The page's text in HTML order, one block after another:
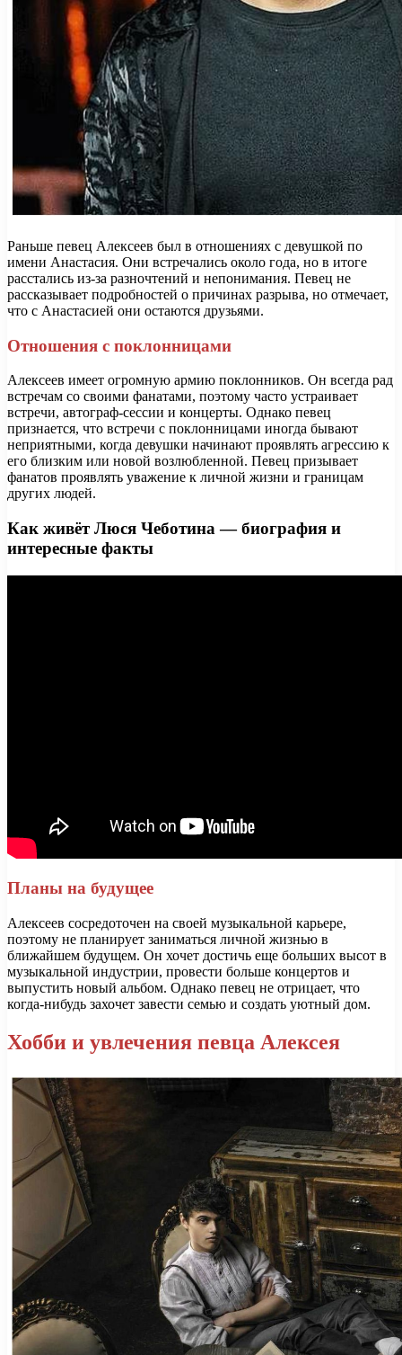
Раньше певец Алексеев был в отношениях с девушкой по
имени Анастасия. Они встречались около года, но в итоге
расстались из-за разночтений и непонимания. Певец не
рассказывает подробностей о причинах разрыва, но отмечает,
что с Анастасией они остаются друзьями.
Отношения с поклонницами
Алексеев имеет огромную армию поклонников. Он всегда рад
встречам со своими фанатами, поэтому часто устраивает
встречи, автограф-сессии и концерты. Однако певец
признается, что встречи с поклонницами иногда бывают
неприятными, когда девушки начинают проявлять агрессию к
его близким или новой возлюбленной. Певец призывает
фанатов проявлять уважение к личной жизни и границам
других людей.
Как живёт Люся Чеботина — биография и
интересные факты
Планы на будущее
Алексеев сосредоточен на своей музыкальной карьере,
поэтому не планирует заниматься личной жизнью в
ближайшем будущем. Он хочет достичь еще больших высот в
музыкальной индустрии, провести больше концертов и
выпустить новый альбом. Однако певец не отрицает, что
когда-нибудь захочет завести семью и создать уютный дом.
Хобби и увлечения певца Алексея